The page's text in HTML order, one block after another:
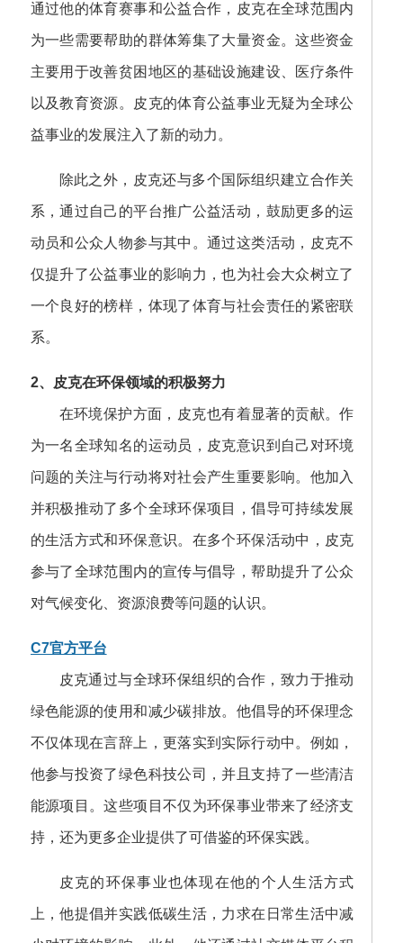
通过他的体育赛事和公益合作，皮克在全球范围内
为一些需要帮助的群体筹集了大量资金。这些资金
主要用于改善贫困地区的基础设施建设、医疗条件
以及教育资源。皮克的体育公益事业无疑为全球公
益事业的发展注入了新的动力。
除此之外，皮克还与多个国际组织建立合作关
系，通过自己的平台推广公益活动，鼓励更多的运
动员和公众人物参与其中。通过这类活动，皮克不
仅提升了公益事业的影响力，也为社会大众树立了
一个良好的榜样，体现了体育与社会责任的紧密联
系。
2、皮克在环保领域的积极努力
在环境保护方面，皮克也有着显著的贡献。作
为一名全球知名的运动员，皮克意识到自己对环境
问题的关注与行动将对社会产生重要影响。他加入
并积极推动了多个全球环保项目，倡导可持续发展
的生活方式和环保意识。在多个环保活动中，皮克
参与了全球范围内的宣传与倡导，帮助提升了公众
对气候变化、资源浪费等问题的认识。
C7官方平台
皮克通过与全球环保组织的合作，致力于推动
绿色能源的使用和减少碳排放。他倡导的环保理念
不仅体现在言辞上，更落实到实际行动中。例如，
他参与投资了绿色科技公司，并且支持了一些清洁
能源项目。这些项目不仅为环保事业带来了经济支
持，还为更多企业提供了可借鉴的环保实践。
皮克的环保事业也体现在他的个人生活方式
上，他提倡并实践低碳生活，力求在日常生活中减